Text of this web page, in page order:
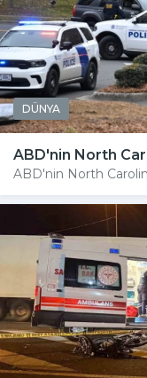
DÜNYA
ABD'nin North
ABD'nin North